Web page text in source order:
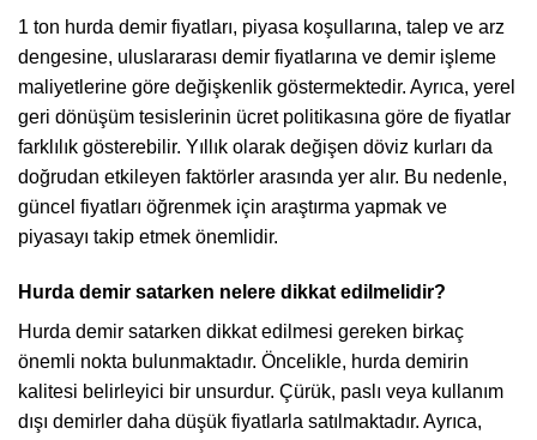
1 ton hurda demir fiyatları, piyasa koşullarına, talep ve arz
dengesine, uluslararası demir fiyatlarına ve demir işleme
maliyetlerine göre değişkenlik göstermektedir. Ayrıca, yerel
geri dönüşüm tesislerinin ücret politikasına göre de fiyatlar
farklılık gösterebilir. Yıllık olarak değişen döviz kurları da
doğrudan etkileyen faktörler arasında yer alır. Bu nedenle,
güncel fiyatları öğrenmek için araştırma yapmak ve
piyasayı takip etmek önemlidir.
Hurda demir satarken nelere dikkat edilmelidir?
Hurda demir satarken dikkat edilmesi gereken birkaç
önemli nokta bulunmaktadır. Öncelikle, hurda demirin
kalitesi belirleyici bir unsurdur. Çürük, paslı veya kullanım
dışı demirler daha düşük fiyatlarla satılmaktadır. Ayrıca,